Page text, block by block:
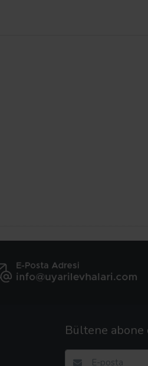
Bültene abone